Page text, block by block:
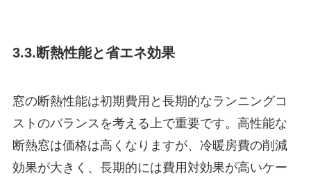
3.3.断熱性能と省エネ効果
窓の断熱性能は初期費用と長期的なランニングコ
ストのバランスを考える上で重要です。高性能な
断熱窓は価格は高くなりますが、冷暖房費の削減
効果が大きく、長期的には費用対効果が高いケー